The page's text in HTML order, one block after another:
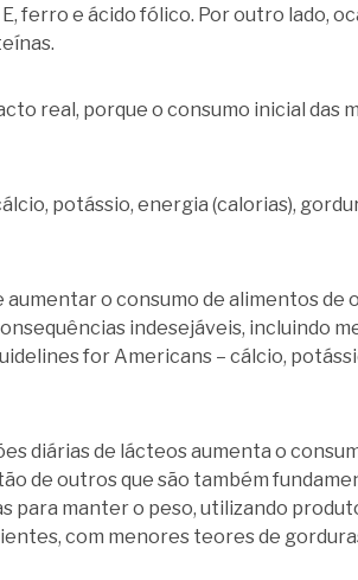
ferro e ácido fólico. Por outro lado,
real, porque o consumo inicial das
potássio, energia (calorias),
o consumo de alimentos de
indesejáveis, incluindo
for Americans – cálcio,
diárias de lácteos aumenta o
de outros que são também
para manter o peso, utilizando
com menores teores de